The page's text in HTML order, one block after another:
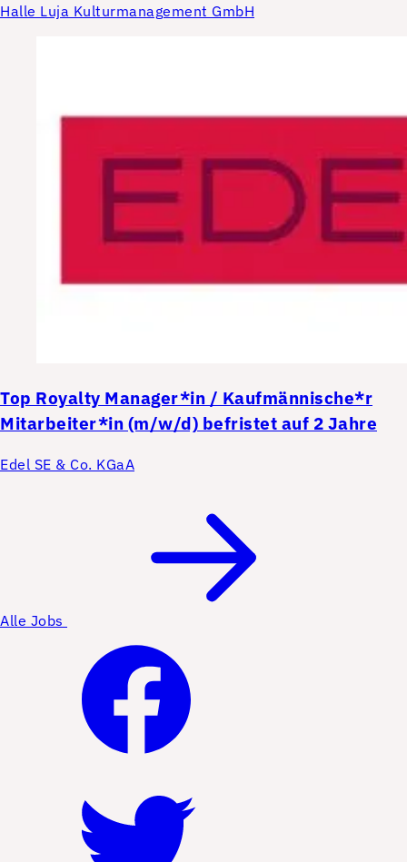
Halle Luja Kulturmanagement GmbH
Top Royalty Manager*in / Kaufmännische*r
Mitarbeiter*in (m/w/d) befristet auf 2 Jahre
Edel SE & Co. KGaA
Alle Jobs